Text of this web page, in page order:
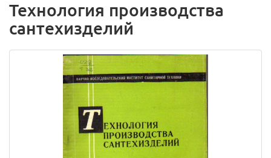
Технология производства
сантехизделий